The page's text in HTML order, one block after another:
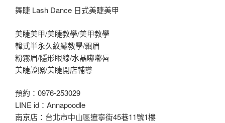
舞睫 Lash Dance 日式美睫美甲
美睫美甲/美睫教學/美甲教學
韓式半永久紋繡教學/飄眉
粉霧眉/隱形眼線/水晶嘟嘟唇
美睫證照/美睫開店輔導
預約：0976-253029
LINE id：Annapoodle
南京店：台北市中山區遼寧街45巷11號1樓